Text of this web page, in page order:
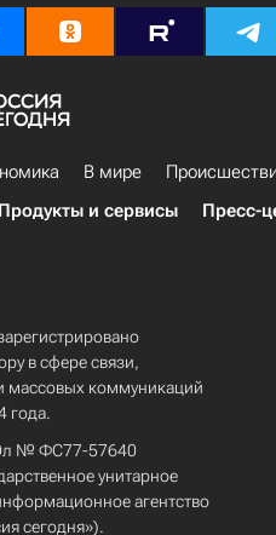
В мире
Продукты и сервисы Пресс-
в сфере связи,
массовых коммуникаций
года.
Эл № ФС77-57640
унитарное
агентство
сегодня»).